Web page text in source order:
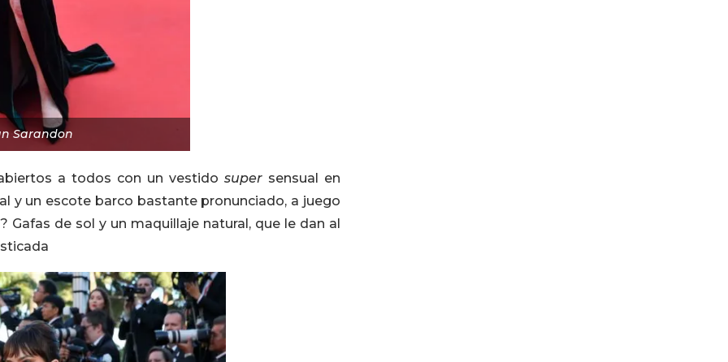
Sarandon
a todos con un vestido super sensual en
y un escote barco bastante pronunciado, a juego
Gafas de sol y un maquillaje natural, que le dan al